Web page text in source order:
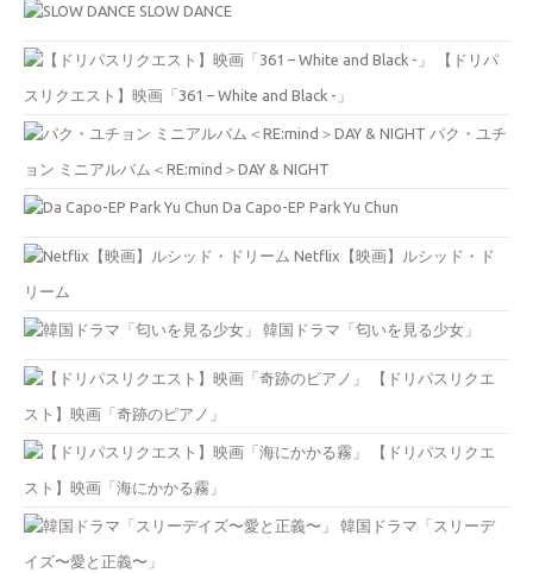
SLOW DANCE
【ドリパ
スリクエスト】映画「361 – White and Black -」
パク・ユチ
ョン ミニアルバム＜RE:mind＞DAY & NIGHT
Da Capo-EP Park Yu Chun
Netflix【映画】ルシッド・ド
リーム
韓国ドラマ「匂いを見る少女」
【ドリパスリクエ
スト】映画「奇跡のピアノ」
【ドリパスリクエ
スト】映画「海にかかる霧」
韓国ドラマ「スリーデ
イズ〜愛と正義〜」